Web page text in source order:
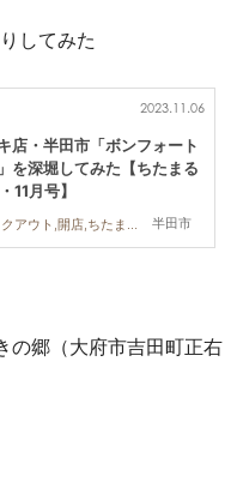
してみた
半田市
2023.11.06
店・半田市「ボンフォート
を深堀してみた【ちたまる
11月号】
スイーツ,テイクアウト,開店,ちたまるスタイル掲載店,家族,おひとりさま
の郷（大府市吉田町正右